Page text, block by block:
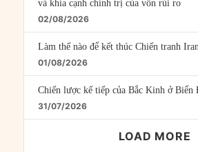
và khía cạnh chính trị của vốn rủi ro
02/08/2026
Làm thế nào để kết thúc Chiến tranh
01/08/2026
Chiến lược kế tiếp của Bắc Kinh ở Biển
31/07/2026
LOAD MORE